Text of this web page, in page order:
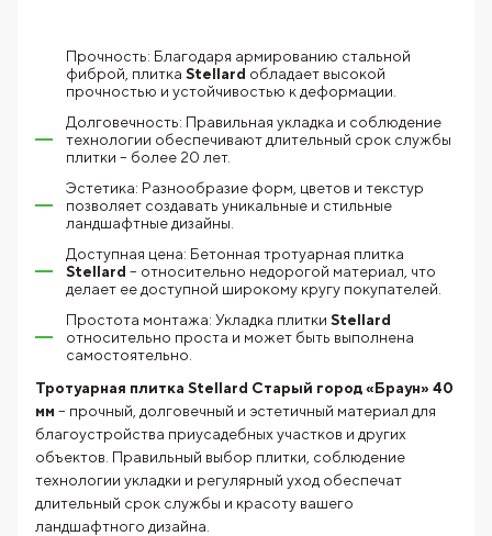
Прочность: Благодаря армированию стальной
фиброй, плитка Stellard обладает высокой
прочностью и устойчивостью к деформации.
Долговечность: Правильная укладка и соблюдение
технологии обеспечивают длительный срок службы
плитки – более 20 лет.
Эстетика: Разнообразие форм, цветов и текстур
позволяет создавать уникальные и стильные
ландшафтные дизайны.
Доступная цена: Бетонная тротуарная плитка
Stellard – относительно недорогой материал, что
делает ее доступной широкому кругу покупателей.
Простота монтажа: Укладка плитки Stellard
относительно проста и может быть выполнена
самостоятельно.
Тротуарная плитка Stellard Старый город «Браун» 40
мм – прочный, долговечный и эстетичный материал для
благоустройства приусадебных участков и других
объектов. Правильный выбор плитки, соблюдение
технологии укладки и регулярный уход обеспечат
длительный срок службы и красоту вашего
ландшафтного дизайна.